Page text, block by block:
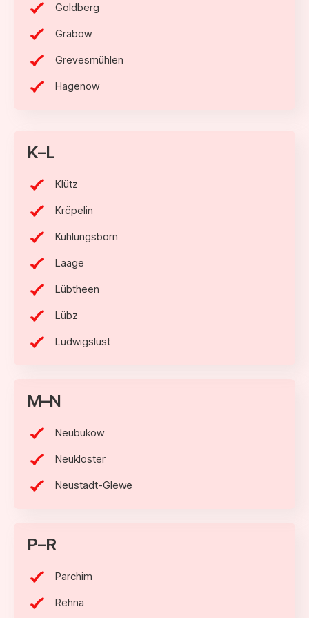
Goldberg
Grabow
Grevesmühlen
Hagenow
K–L
Klütz
Kröpelin
Kühlungsborn
Laage
Lübtheen
Lübz
Ludwigslust
M–N
Neubukow
Neukloster
Neustadt-Glewe
P–R
Parchim
Rehna